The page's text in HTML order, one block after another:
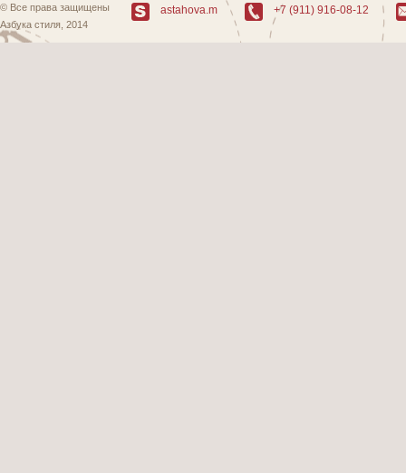
© Все права защищены
Азбука стиля, 2014
astahova.m +7 (911) 916-08-12